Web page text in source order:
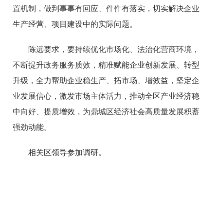
置机制，做到事事有回应、件件有落实，切实解决企业
生产经营、项目建设中的实际问题。
陈远要求，要持续优化市场化、法治化营商环境，
不断提升政务服务质效，精准赋能企业创新发展、转型
升级，全力帮助企业稳生产、拓市场、增效益，坚定企
业发展信心，激发市场主体活力，推动全区产业经济稳
中向好、提质增效，为鼎城区经济社会高质量发展积蓄
强劲动能。
相关区领导参加调研。